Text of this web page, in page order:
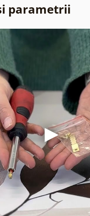
parametrii